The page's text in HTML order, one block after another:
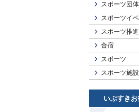
スポーツ団体
スポーツイ
スポーツ推
合宿
スポーツ
スポーツ施設
いぶすき